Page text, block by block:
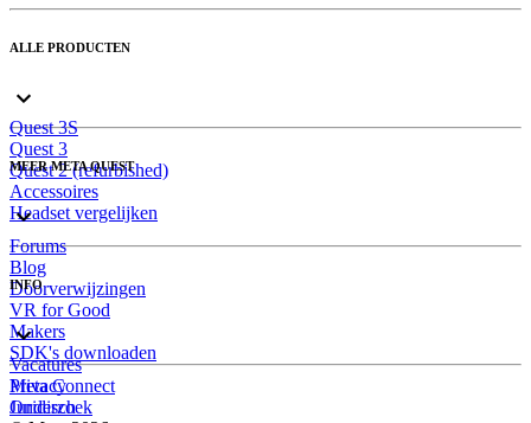
ALLE PRODUCTEN
Quest 3S
Quest 3
Quest 2 (refurbished)
Accessoires
Headset vergelijken
MEER META QUEST
Forums
Blog
Doorverwijzingen
VR for Good
Makers
SDK's downloaden
INFO
Vacatures
Meta Connect
Onderzoek
Privacy
Juridisch